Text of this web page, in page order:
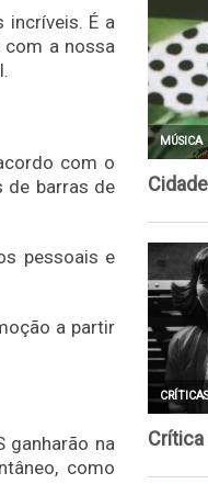
incríveis. É a
com a nossa
com o
de barras de
pessoais e
a partir
ganharão na
como